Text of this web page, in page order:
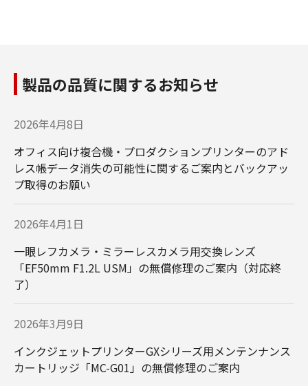
製品の品質に関するお知らせ
2026年4月8日
オフィス向け複合機・プロダクションプリンターのアド
レス帳データ消失の可能性に関するご案内とバックアッ
プ取得のお願い
2026年4月1日
一眼レフカメラ・ミラーレスカメラ用交換レンズ
「EF50mm F1.2L USM」の無償修理のご案内（対応終
了）
2026年3月9日
インクジェットプリンターGXシリーズ用メンテンナンス
カートリッジ「MC-G01」の無償修理のご案内